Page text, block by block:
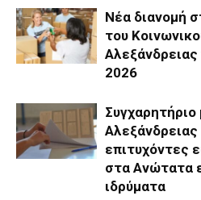
Νέα διανομή
του
Αλεξάνδρειας
2026
επιτυχόντες
στα Ανώτατα
ιδρύματα